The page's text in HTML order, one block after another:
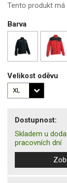
Tento produkt má
Barva
Velikost oděvu
Dostupnost:
Skladem u
pracovních dní